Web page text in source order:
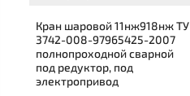
Кран шаровой11нж918нжТУ
3742-008-97965425-2007
полнопроходной сварной
под редуктор, под
электропривод